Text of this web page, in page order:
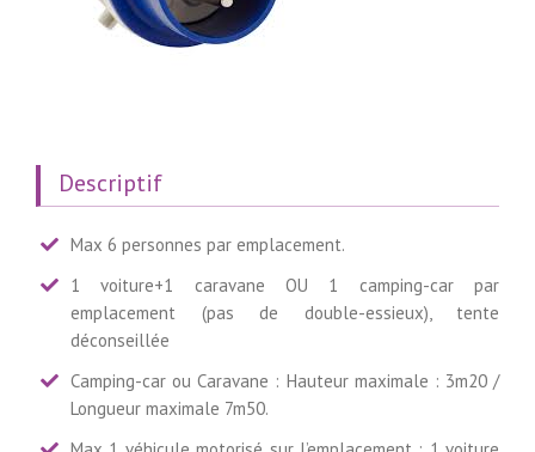
Descriptif
Max 6 personnes par emplacement.
1 voiture+1 caravane OU 1 camping-car par
emplacement (pas de double-essieux), tente
déconseillée
Camping-car ou Caravane : Hauteur maximale : 3m20 /
Longueur maximale 7m50.